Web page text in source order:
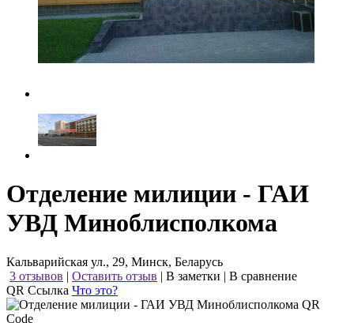
Отделение милиции - ГАИ
УВД Миноблисполкома
Кальварийская ул., 29, Минск, Беларусь
3 отзывов | Оставить отзыв | В заметки | В сравнение
QR Ссылка Что это?